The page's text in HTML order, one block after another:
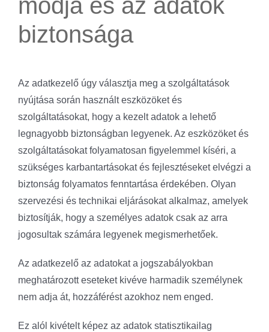
módja és az adatok
biztonsága
Az adatkezelő úgy választja meg a szolgáltatások
nyújtása során használt eszközöket és
szolgáltatásokat, hogy a kezelt adatok a lehető
legnagyobb biztonságban legyenek. Az eszközöket és
szolgáltatásokat folyamatosan figyelemmel kíséri, a
szükséges karbantartásokat és fejlesztéseket elvégzi a
biztonság folyamatos fenntartása érdekében. Olyan
szervezési és technikai eljárásokat alkalmaz, amelyek
biztosítják, hogy a személyes adatok csak az arra
jogosultak számára legyenek megismerhetőek.
Az adatkezelő az adatokat a jogszabályokban
meghatározott eseteket kivéve harmadik személynek
nem adja át, hozzáférést azokhoz nem enged.
Ez alól kivételt képez az adatok statisztikailag